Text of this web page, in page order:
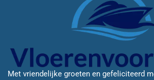
Met vriendelijke groeten en gefeliciteerd